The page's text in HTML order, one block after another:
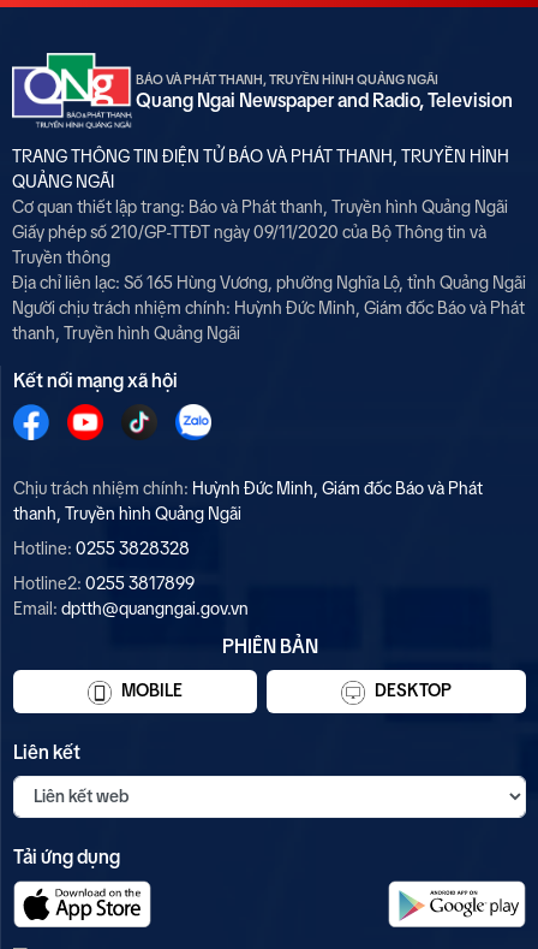
BÁO VÀ PHÁT THANH, TRUYỀN HÌNH QUẢNG NGÃI
Quang Ngai Newspaper and Radio, Television
TRANG THÔNG TIN ĐIỆN TỬ BÁO VÀ PHÁT THANH, TRUYỀN HÌNH
QUẢNG NGÃI
Cơ quan thiết lập trang: Báo và Phát thanh, Truyền hình Quảng Ngãi
Giấy phép số 210/GP-TTĐT ngày 09/11/2020 của Bộ Thông tin và
Truyền thông
Địa chỉ liên lạc: Số 165 Hùng Vương, phường Nghĩa Lộ, tỉnh Quảng Ngãi
Người chịu trách nhiệm chính: Huỳnh Đức Minh, Giám đốc Báo và Phát
thanh, Truyền hình Quảng Ngãi
Kết nối mạng xã hội
Chịu trách nhiệm chính: Huỳnh Đức Minh, Giám đốc Báo và Phát
thanh, Truyền hình Quảng Ngãi
Hotline: 0255 3828328
Hotline2: 0255 3817899
Email: dptth@quangngai.gov.vn
PHIÊN BẢN
MOBILE DESKTOP
Liên kết
Tải ứng dụng